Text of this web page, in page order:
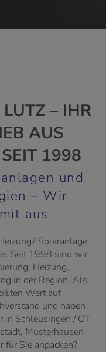
– IHR
AUS
1998
und
– Wir
aus
Solaranlage
Seit 1998 sind wir
Heizung,
in der Region. Als
Wert auf
und haben
in Schleusingen / OT
Musterhausen
Sie anpacken?